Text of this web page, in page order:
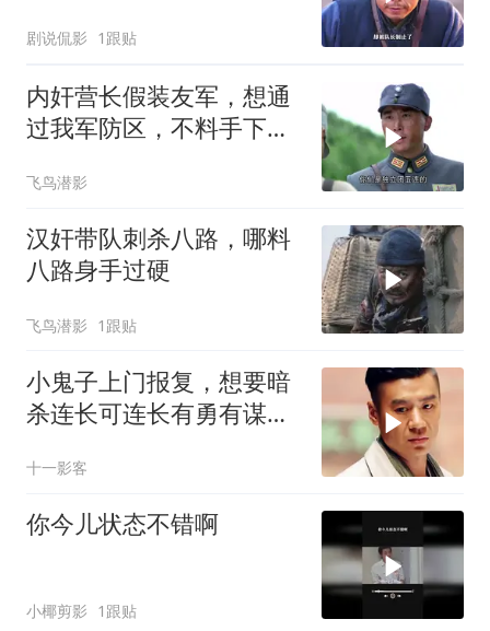
剧说侃影 1跟贴
内奸营长假装友军，想通
过我军防区，不料手下的
飞鸟潜影
汉奸带队刺杀八路，哪料
八路身手过硬
飞鸟潜影 1跟贴
小鬼子上门报复，想要暗
杀连长可连长有勇有谋全
十一影客
你今儿状态不错啊
小椰剪影 1跟贴